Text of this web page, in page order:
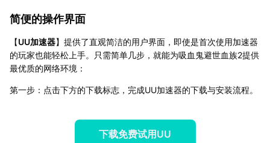
简便的操作界面
【UU加速器】提供了直观简洁的用户界面，即使是首次使用加速器
的玩家也能轻松上手。只需简单几步，就能为吸血鬼避世血族2提供
最优质的网络环境：
第一步：点击下方的下载标志，完成UU加速器的下载与安装流程。
下载免费试用UU